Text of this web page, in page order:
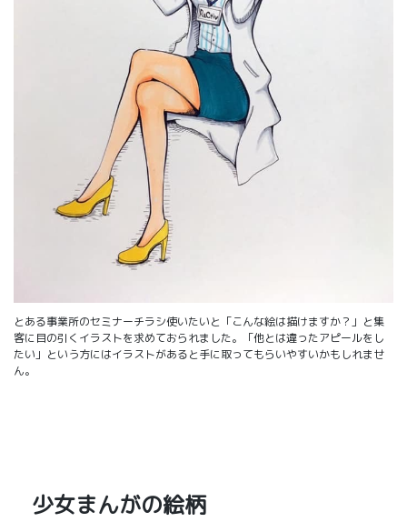
とある事業所のセミナーチラシ使いたいと「こんな絵は描けますか？」と集
客に目の引くイラストを求めておられました。「他とは違ったアピールをし
たい」という方にはイラストがあると手に取ってもらいやすいかもしれませ
ん。
少女まんがの絵柄